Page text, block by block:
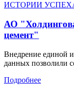
ИСТОРИИ
АО
цемент"
Внедрение единой
данных позволили
Подробнее